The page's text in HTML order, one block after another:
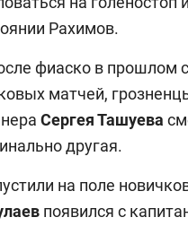
Рахимов.
фиаско в прошлом
матчей,
Сергея Ташуева
другая.
на поле
появился с